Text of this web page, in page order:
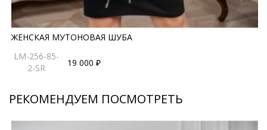
ЖЕНСКАЯ МУТОНОВАЯ ШУБА
LM-256-85-
2-SR
19 000 ₽
РЕКОМЕНДУЕМ ПОСМОТРЕТЬ